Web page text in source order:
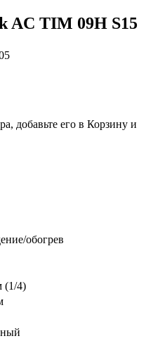
AC TIM 09H S15
добавьте его в Корзину и
обогрев
(1/4)